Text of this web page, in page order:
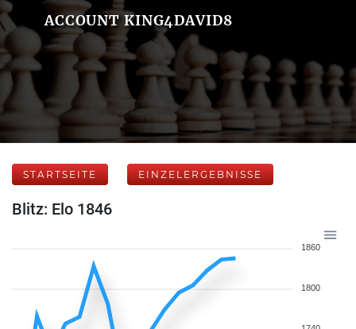
ACCOUNT KING4DAVID8
STARTSEITE EINZELERGEBNISSE
Blitz: Elo 1846
1860
1800